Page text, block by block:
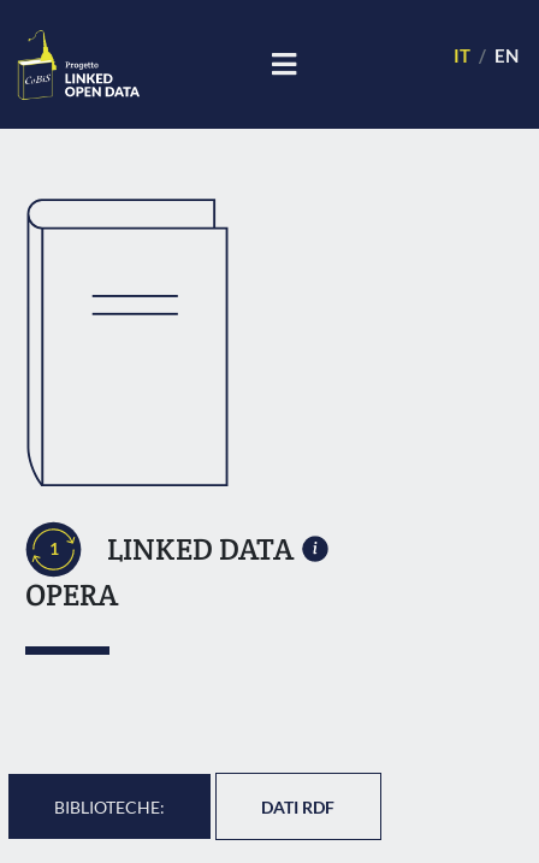
IT EN
1
LINKED DATA
OPERA
BIBLIOTECHE: DATI RDF